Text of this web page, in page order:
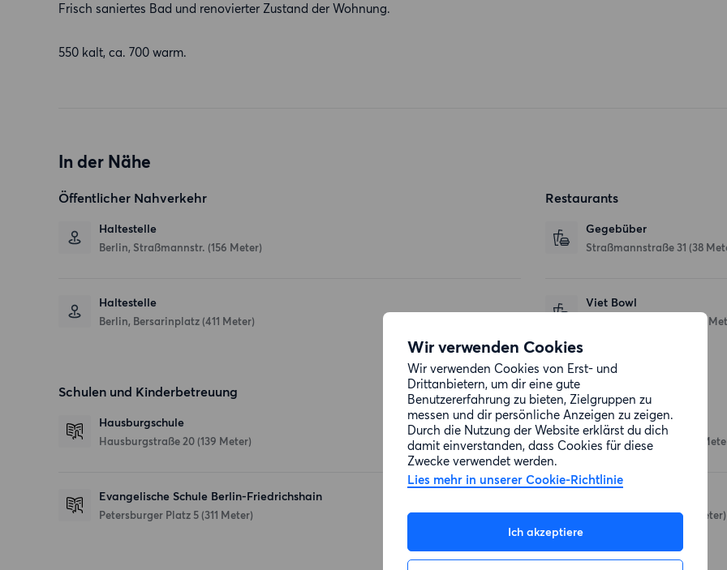
Wir verwenden Cookies
Wir verwenden Cookies von Erst- und
Drittanbietern, um dir eine gute
Benutzererfahrung zu bieten, Zielgruppen zu
messen und dir persönliche Anzeigen zu zeigen.
Durch die Nutzung der Website erklärst du dich
damit einverstanden, dass Cookies für diese
Zwecke verwendet werden.
Lies mehr in unserer Cookie-Richtlinie
Ich akzeptiere
Frisch saniertes Bad und renovierter Zustand der Wohnung.
550 kalt, ca. 700 warm.
In der Nähe
Öffentlicher Nahverkehr
Haltestelle
Berlin, Straßmannstr. (156 Meter)
Haltestelle
Berlin, Bersarinplatz (411 Meter)
Restaurants
Gegebüber
Straßmannstraße 31 (38
Viet Bowl
(66
Schulen und Kinderbetreuung
Hausburgschule
Hausburgstraße 20 (139 Meter)
Evangelische Schule Berlin-Friedrichshain
Petersburger Platz 5 (311 Meter)
Einkaufsmöglichkeiten
Denns BioMarkt
Mühsamstraße 54 (322
Eckertstraße 7-11(386 Meter)